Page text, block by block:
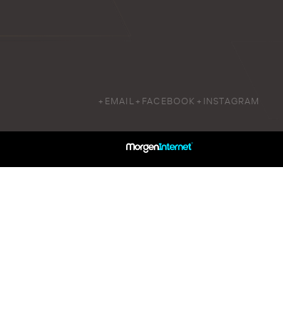
+EMAIL+FACEBOOK +INSTAGRAM